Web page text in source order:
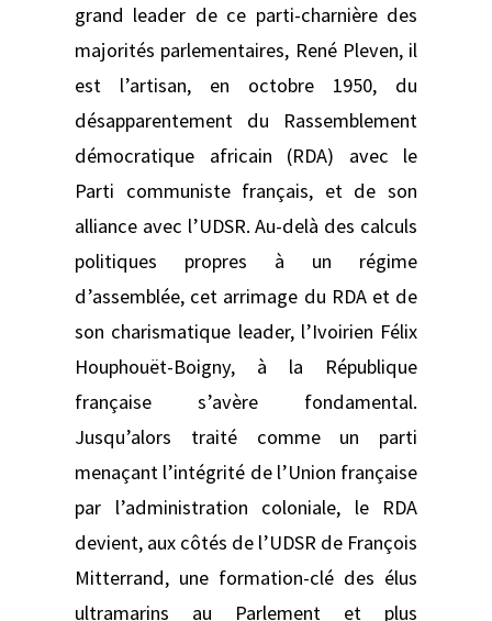
grand leader de ce parti-charnière des
majorités parlementaires, René Pleven, il
est l’artisan, en octobre 1950, du
désapparentement du Rassemblement
démocratique africain (RDA) avec le
Parti communiste français, et de son
alliance avec l’UDSR. Au-delà des calculs
politiques propres à un régime
d’assemblée, cet arrimage du RDA et de
son charismatique leader, l’Ivoirien Félix
Houphouët-Boigny, à la République
française s’avère fondamental.
Jusqu’alors traité comme un parti
menaçant l’intégrité de l’Union française
par l’administration coloniale, le RDA
devient, aux côtés de l’UDSR de François
Mitterrand, une formation-clé des élus
ultramarins au Parlement et plus